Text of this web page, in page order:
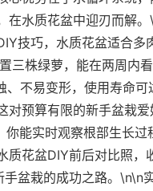
水质花盆中迎刃而解
技巧，水质花盆适合多
三株绿萝，能在两周内
不易变形，使用寿命
预算有限的新手盆栽
能实时观察根部生长
花盆DIY前后对比照，
盆栽的成功之路。\n\n